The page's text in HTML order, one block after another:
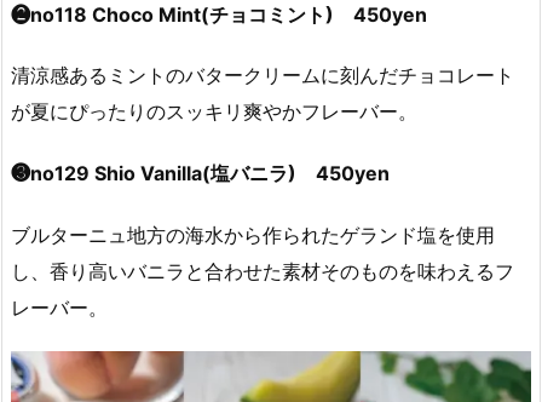
❷no118 Choco Mint(チョコミント) 450yen
清涼感あるミントのバタークリームに刻んだチョコレート
が夏にぴったりのスッキリ爽やかフレーバー。
❸no129 Shio Vanilla(塩バニラ) 450yen
ブルターニュ地方の海水から作られたゲランド塩を使用
し、香り高いバニラと合わせた素材そのものを味わえるフ
レーバー。